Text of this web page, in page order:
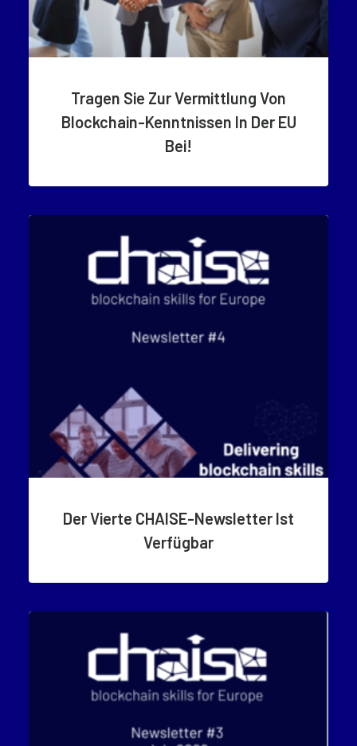
Tragen Sie Zur Vermittlung Von
Blockchain-Kenntnissen In Der EU
Bei!
Der Vierte CHAISE-Newsletter Ist
Verfügbar